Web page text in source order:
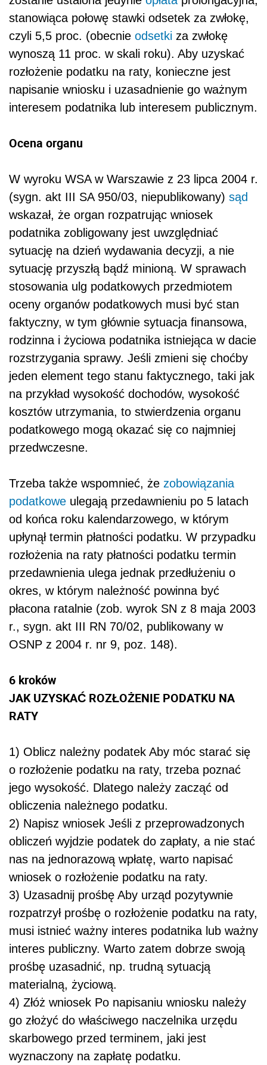
stanowiąca połowę stawki odsetek za zwłokę,
czyli 5,5 proc. (obecnie odsetki za zwłokę
wynoszą 11 proc. w skali roku). Aby uzyskać
rozłożenie podatku na raty, konieczne jest
napisanie wniosku i uzasadnienie go ważnym
interesem podatnika lub interesem publicznym.
Ocena organu
W wyroku WSA w Warszawie z 23 lipca 2004 r.
(sygn. akt III SA 950/03, niepublikowany) sąd
wskazał, że organ rozpatrując wniosek
podatnika zobligowany jest uwzględniać
sytuację na dzień wydawania decyzji, a nie
sytuację przyszłą bądź minioną. W sprawach
stosowania ulg podatkowych przedmiotem
oceny organów podatkowych musi być stan
faktyczny, w tym głównie sytuacja finansowa,
rodzinna i życiowa podatnika istniejąca w dacie
rozstrzygania sprawy. Jeśli zmieni się choćby
jeden element tego stanu faktycznego, taki jak
na przykład wysokość dochodów, wysokość
kosztów utrzymania, to stwierdzenia organu
podatkowego mogą okazać się co najmniej
przedwczesne.
Trzeba także wspomnieć, że zobowiązania
podatkowe ulegają przedawnieniu po 5 latach
od końca roku kalendarzowego, w którym
upłynął termin płatności podatku. W przypadku
rozłożenia na raty płatności podatku termin
przedawnienia ulega jednak przedłużeniu o
okres, w którym należność powinna być
płacona ratalnie (zob. wyrok SN z 8 maja 2003
r., sygn. akt III RN 70/02, publikowany w
OSNP z 2004 r. nr 9, poz. 148).
6 kroków
JAK UZYSKAĆ ROZŁOŻENIE PODATKU NA
RATY
1) Oblicz należny podatek Aby móc starać się
o rozłożenie podatku na raty, trzeba poznać
jego wysokość. Dlatego należy zacząć od
obliczenia należnego podatku.
2) Napisz wniosek Jeśli z przeprowadzonych
obliczeń wyjdzie podatek do zapłaty, a nie stać
nas na jednorazową wpłatę, warto napisać
wniosek o rozłożenie podatku na raty.
3) Uzasadnij prośbę Aby urząd pozytywnie
rozpatrzył prośbę o rozłożenie podatku na raty,
musi istnieć ważny interes podatnika lub ważny
interes publiczny. Warto zatem dobrze swoją
prośbę uzasadnić, np. trudną sytuacją
materialną, życiową.
4) Złóż wniosek Po napisaniu wniosku należy
go złożyć do właściwego naczelnika urzędu
skarbowego przed terminem, jaki jest
wyznaczony na zapłatę podatku.